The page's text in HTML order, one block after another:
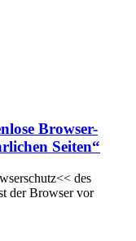
Browser-
Seiten“
des
der Browser vor